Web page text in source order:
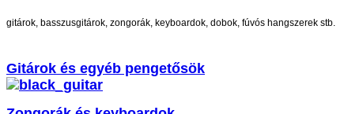
gitárok, basszusgitárok, zongorák, keyboardok, dobok, fúvós hangszerek stb.
Gitárok és egyéb pengetősök